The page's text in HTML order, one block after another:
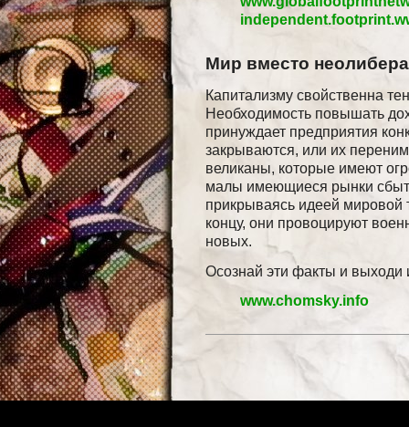
Мир вместо
Капитализму свойственна
Необходимость повышать
принуждает предприятия
закрываются, или их
великаны, которые имеют
малы имеющиеся рынки
прикрываясь идеей мировой
концу, они провоцируют
новых.
Осознай эти факты и выходи
www.chomsky.info